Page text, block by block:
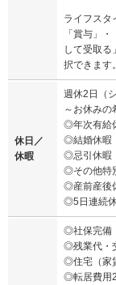
ライフスタ
「賞与」
して受取る
択できます。
休日／
休暇
週休2日（
～お休みの
◎年次有給
◎結婚休暇
◎忌引休暇
◎その他特
◎産前産後
◎5日連続休
◎社保完備
◎残業代・
◎住宅（家
◎転居費用